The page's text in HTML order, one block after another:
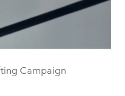
Campaign